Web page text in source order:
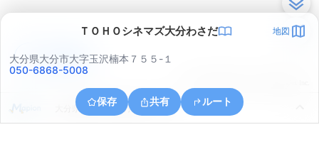
ＴＯＨＯシネマズ大分わさだ 地図
大分県大分市大字玉沢楠本７５５-１
050-6868-5008
保存 共有 ルート
大分県大分市上宗方南２丁目１
アプリで見る